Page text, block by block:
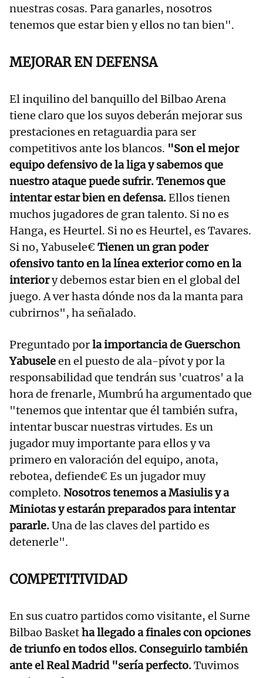
nuestras cosas. Para ganarles, nosotros
tenemos que estar bien y ellos no tan bien".
MEJORAR EN DEFENSA
El inquilino del banquillo del Bilbao Arena
tiene claro que los suyos deberán mejorar sus
prestaciones en retaguardia para ser
competitivos ante los blancos. "Son el mejor
equipo defensivo de la liga y sabemos que
nuestro ataque puede sufrir. Tenemos que
intentar estar bien en defensa.Ellos tienen
muchos jugadores de gran talento. Si no es
Hanga, es Heurtel. Si no es Heurtel, es Tavares.
Si no, Yabusele€ Tienen un gran poder
ofensivo tanto en la línea exterior como en la
interiory debemos estar bien en el global del
juego. A ver hasta dónde nos da la manta para
cubrirnos", ha señalado.
Preguntado porla importancia de Guerschon
Yabuseleen el puesto de ala-pívot y por la
responsabilidad que tendrán sus 'cuatros' a la
hora de frenarle, Mumbrú ha argumentado que
"tenemos que intentar que él también sufra,
intentar buscar nuestras virtudes. Es un
jugador muy importante para ellos y va
primero en valoración del equipo, anota,
rebotea, defiende€ Es un jugador muy
completo. Nosotros tenemos a Masiulis y a
Miniotas y estarán preparados para intentar
pararle.Una de las claves del partido es
detenerle".
COMPETITIVIDAD
En sus cuatro partidos como visitante, el Surne
Bilbao Basketha llegado a finales con opciones
de triunfo en todos ellos. Conseguirlo también
ante el Real Madrid "sería perfecto.Tuvimos